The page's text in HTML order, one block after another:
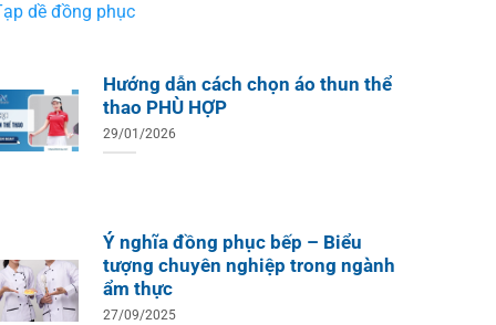
THUN ĐỒNG PHỤC
Teambuilding Công Ty
Thủy Sản Biển Xanh
Áo Teambuilding Công Ty
Thiết Kế Ánh Kim
dề đồng phục
Hướng dẫn cách chọn áo thun thể
thao PHÙ HỢP
29/01/2026
Ý nghĩa đồng phục bếp – Biểu
tượng chuyên nghiệp trong ngành
ẩm thực
27/09/2025